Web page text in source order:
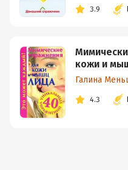
3.9
кожи и
Галина
4.3